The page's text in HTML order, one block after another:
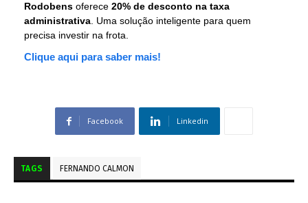
Rodobens oferece 20% de desconto na taxa
administrativa . Uma solução inteligente para quem
precisa investir na frota.
Clique aqui para saber mais!
Facebook Linkedin
TAGS FERNANDO CALMON